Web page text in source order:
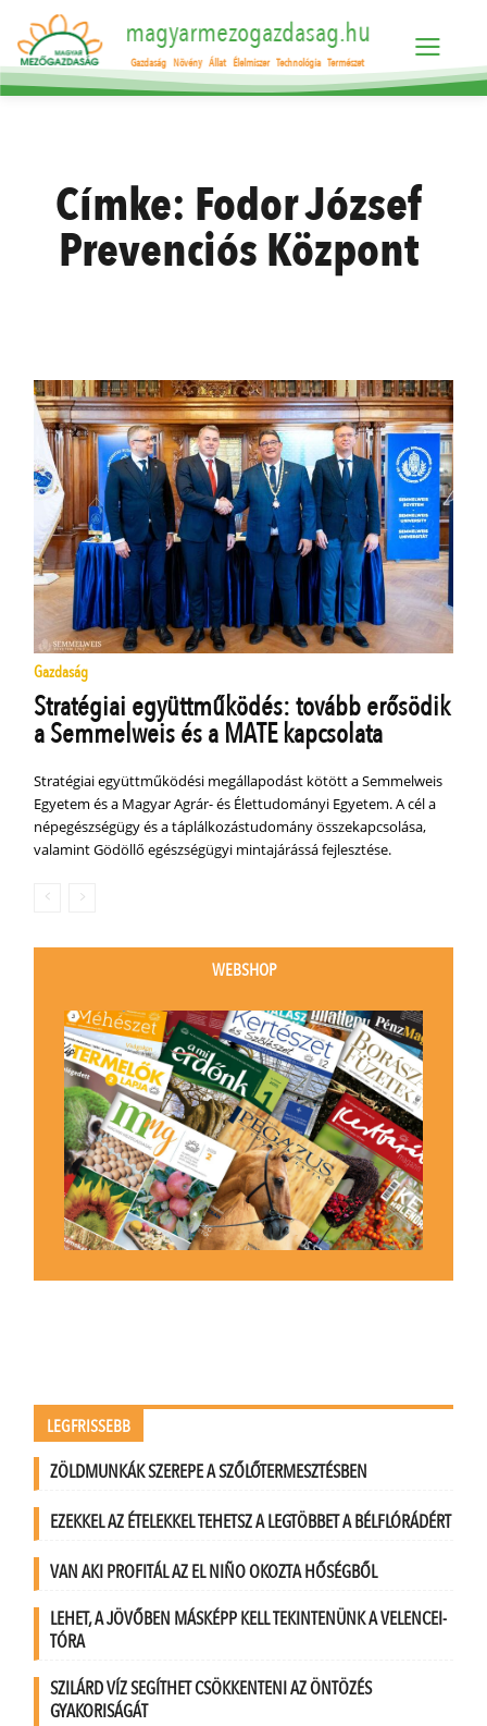
magyarmezogazdasag.hu
Gazdaság Növény Állat Élelmiszer Technológia Természet
Címke: Fodor József
Prevenciós Központ
Gazdaság
Stratégiai együttműködés: tovább erősödik
a Semmelweis és a MATE kapcsolata
Stratégiai együttműködési megállapodást kötött a Semmelweis
Egyetem és a Magyar Agrár- és Élettudományi Egyetem. A cél a
népegészségügy és a táplálkozástudomány összekapcsolása,
valamint Gödöllő egészségügyi mintajárássá fejlesztése.
WEBSHOP
LEGFRISSEBB
ZÖLDMUNKÁK SZEREPE A SZŐLŐTERMESZTÉSBEN
EZEKKEL AZ ÉTELEKKEL TEHETSZ A LEGTÖBBET A BÉLFLÓRÁDÉRT
VAN AKI PROFITÁL AZ EL NIÑO OKOZTA HŐSÉGBŐL
LEHET, A JÖVŐBEN MÁSKÉPP KELL TEKINTENÜNK A VELENCEI-
TÓRA
SZILÁRD VÍZ SEGÍTHET CSÖKKENTENI AZ ÖNTÖZÉS
GYAKORISÁGÁT